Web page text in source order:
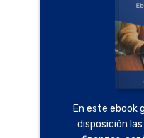
En este ebook
disposición